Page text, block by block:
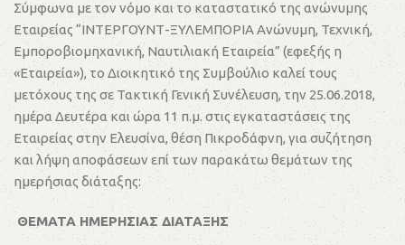
Σύμφωνα με τον νόμο και το καταστατικό της ανώνυμης
Εταιρείας “ΙΝΤΕΡΓΟΥΝΤ-ΞΥΛΕΜΠΟΡΙΑ Ανώνυμη, Τεχνική,
Εμποροβιομηχανική, Ναυτιλιακή Εταιρεία” (εφεξής η
«Εταιρεία»), το Διοικητικό της Συμβούλιο καλεί τους
μετόχους της σε Τακτική Γενική Συνέλευση, την 25.06.2018,
ημέρα Δευτέρα και ώρα 11 π.μ. στις εγκαταστάσεις της
Εταιρείας στην Ελευσίνα, θέση Πικροδάφνη, για συζήτηση
και λήψη αποφάσεων επί των παρακάτω θεμάτων της
ημερήσιας διάταξης:
ΘΕΜΑΤΑ ΗΜΕΡΗΣΙΑΣ ΔΙΑΤΑΞΗΣ